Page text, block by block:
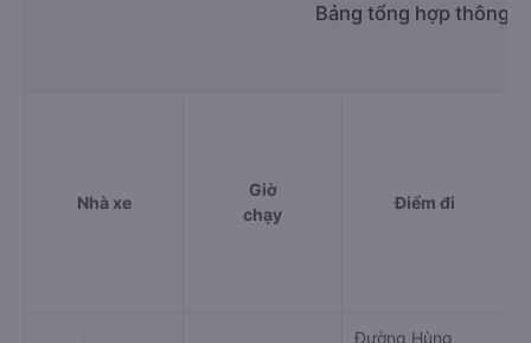
Bảng tổng hợp thông
Nhà xe
Giờ
chạy
Điểm đi
Đường Hùng